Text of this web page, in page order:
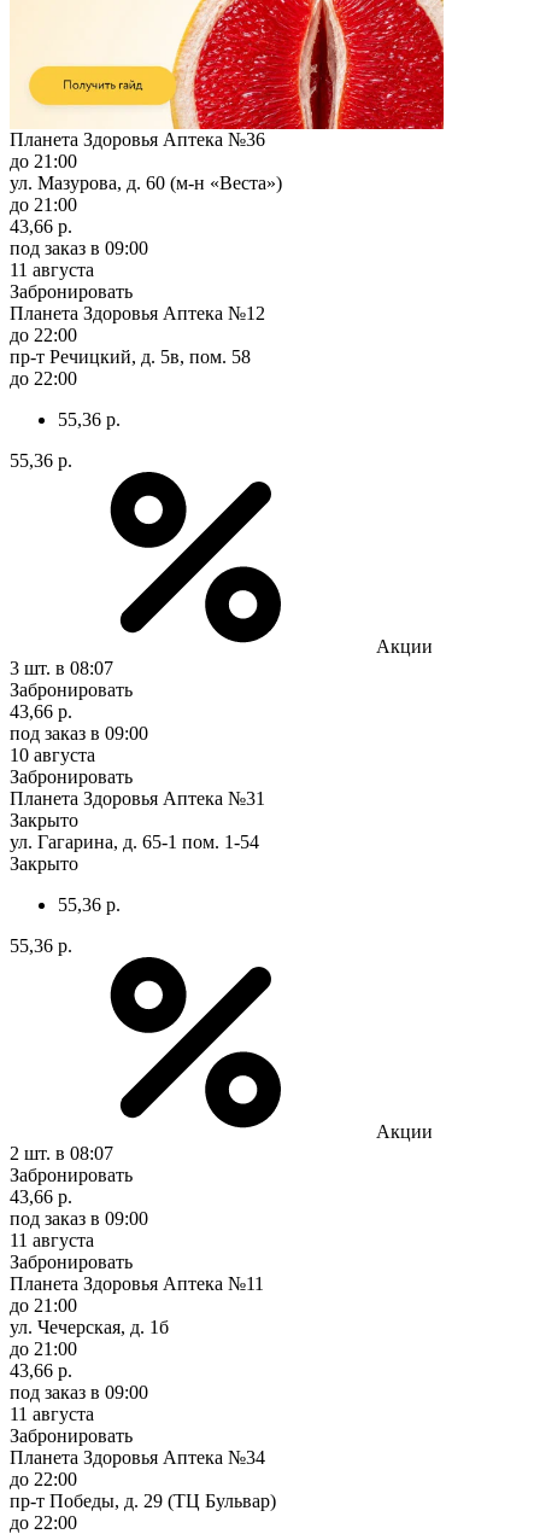
Планета Здоровья Аптека №36
до 21:00
ул. Мазурова, д. 60 (м-н «Веста»)
до 21:00
43,66 р.
под заказ в 09:00
11 августа
Забронировать
Планета Здоровья Аптека №12
до 22:00
пр-т Речицкий, д. 5в, пом. 58
до 22:00
55,36 р.
55,36 р.
Акции
3 шт. в 08:07
Забронировать
43,66 р.
под заказ в 09:00
10 августа
Забронировать
Планета Здоровья Аптека №31
Закрыто
ул. Гагарина, д. 65-1 пом. 1-54
Закрыто
55,36 р.
55,36 р.
Акции
2 шт. в 08:07
Забронировать
43,66 р.
под заказ в 09:00
11 августа
Забронировать
Планета Здоровья Аптека №11
до 21:00
ул. Чечерская, д. 1б
до 21:00
43,66 р.
под заказ в 09:00
11 августа
Забронировать
Планета Здоровья Аптека №34
до 22:00
пр-т Победы, д. 29 (ТЦ Бульвар)
до 22:00